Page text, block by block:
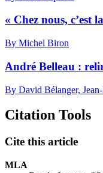
« Chez nous, c’est
By Michel Biron
André Belleau :
By David Bélanger,
Citation Tools
Cite this article
MLA